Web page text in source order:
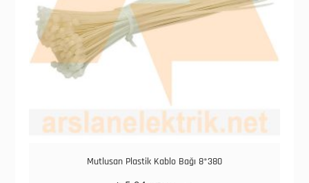
Mutlusan Plastik Kablo Bağı 8*380